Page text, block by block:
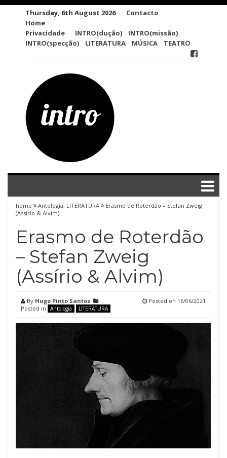
Thursday, 6th August 2026
Contacto
Home
Privacidade
INTRO(dução)
INTRO(missão)
INTRO(specção)
LITERATURA MÚSICA TEATRO
home Antologia, LITERATURA
Erasmo de Roterdão – Stefan Zweig
(Assírio & Alvim)
Erasmo de Roterdão
– Stefan Zweig
(Assírio & Alvim)
By Hugo Pinto Santos
Posted in
Antologia LITERATURA
Posted on 16/06/2021